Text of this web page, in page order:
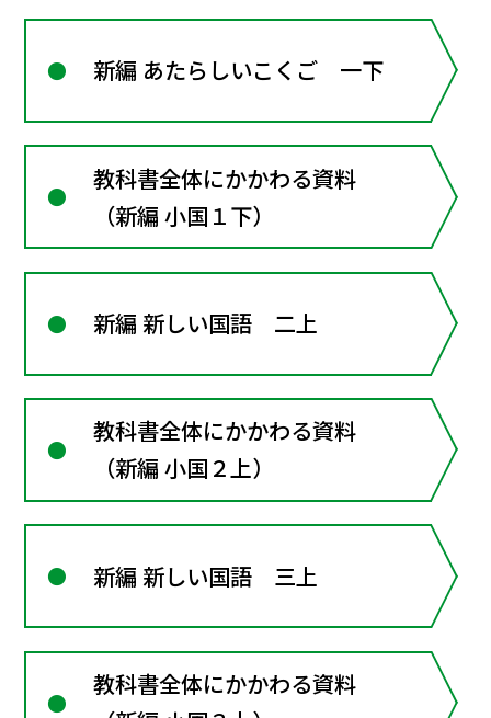
新編 あたらしいこくご 一下
教科書全体にかかわる資料
（新編 小国１下）
新編 新しい国語 二上
教科書全体にかかわる資料
（新編 小国２上）
新編 新しい国語 三上
教科書全体にかかわる資料